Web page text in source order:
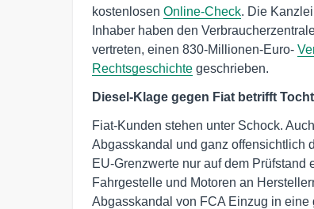
kostenlosen Online-Check. Die
Inhaber haben den
vertreten, einen 830-Millionen-Euro-
Rechtsgeschichte geschrieben.
Diesel-Klage gegen Fiat betrifft
Fiat-Kunden stehen unter Schock.
Abgasskandal und ganz offensichtlich
EU-Grenzwerte nur auf dem
Fahrgestelle und Motoren an
Abgasskandal von FCA Einzug in